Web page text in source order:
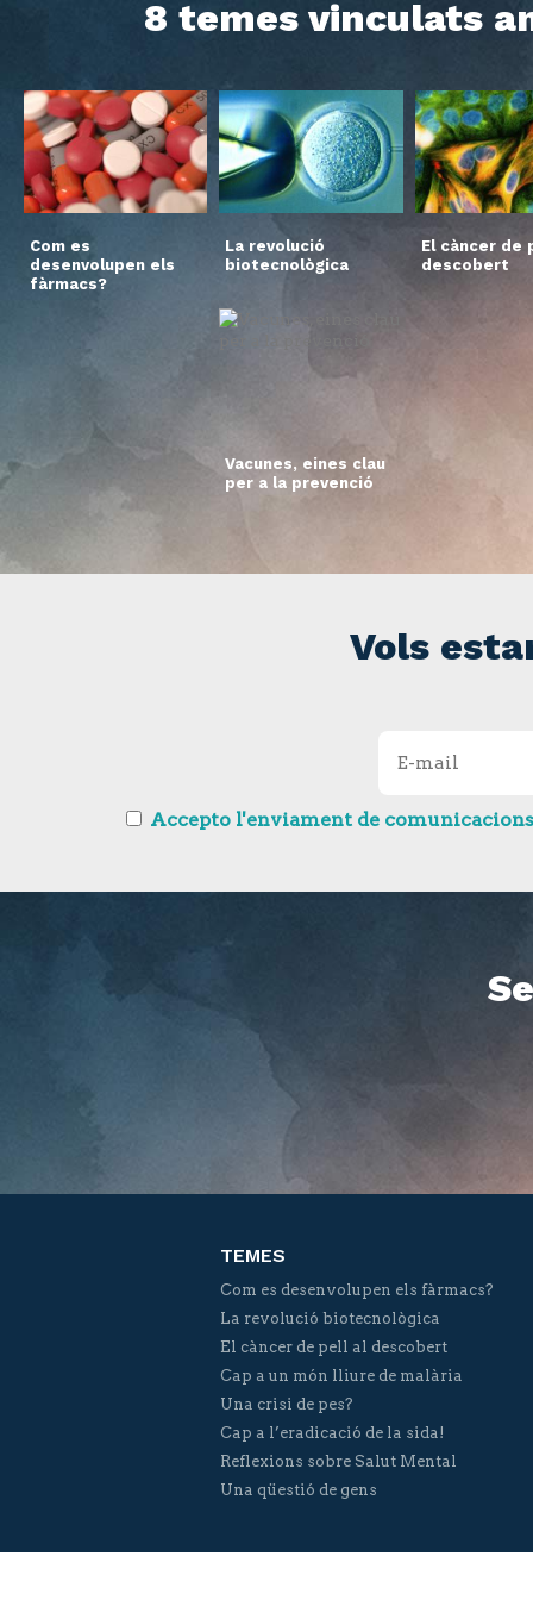
8 temes vinculats
Com es
desenvolupen els
fàrmacs?
La revolució
biotecnològica
El càncer de
descobert
Vacunes, eines clau
per a la prevenció
Vols
Accepto l'enviament de
TEMES
Com es desenvolupen els fàrmacs?
La revolució biotecnològica
El càncer de pell al descobert
Cap a un món lliure de malària
Una crisi de pes?
Cap a l’eradicació de la sida!
Reflexions sobre Salut Mental
Una qüestió de gens